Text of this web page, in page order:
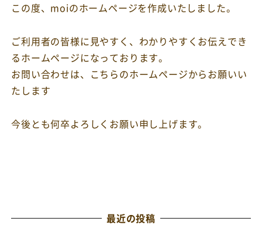
この度、moiのホームページを作成いたしました。
ご利用者の皆様に見やすく、わかりやすくお伝えでき
るホームページになっております。
お問い合わせは、こちらのホームページからお願いい
たします
今後とも何卒よろしくお願い申し上げます。
最近の投稿